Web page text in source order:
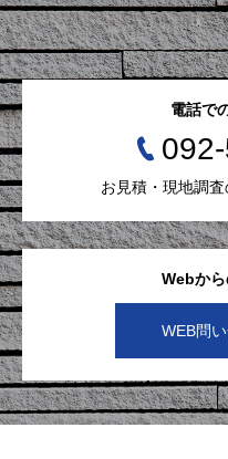
Webか
WEB問
電話で
お見積・現地調